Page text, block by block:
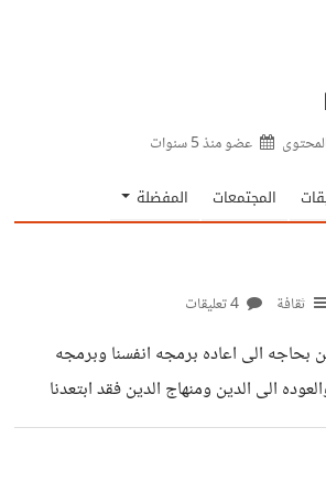
عضو منذ5 سنوات
المجتمعات المفضلة
ثقافة
بحاجه الى اعاده برمجه انفسنا وبرمجه
الى الدين ومنهاج الدين فقد ابتعدنا
والمعايير وبسبب ذلك نواجه الجهل